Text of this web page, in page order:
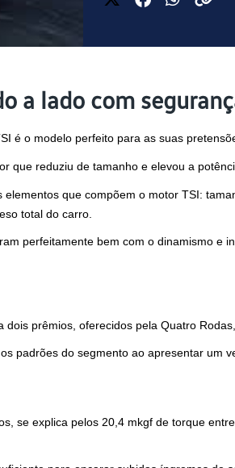
a lado com
é o modelo perfeito para as suas
que reduziu de tamanho e elevou a
que compõem o motor TSI:
total do carro.
perfeitamente bem com o dinamismo e
prêmios, oferecidos pela Quatro
padrões do segmento ao apresentar um
se explica pelos 20,4 mkgf de torque